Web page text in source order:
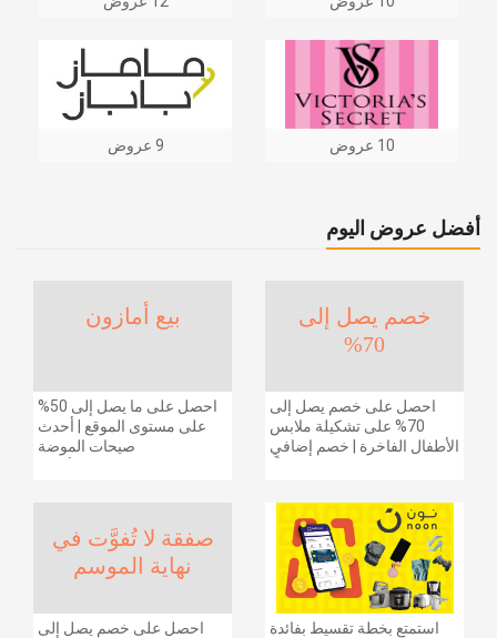
9 عروض 10 عروض
أفضل عروض اليوم
بيع أمازون
احصل على ما يصل إلى 50%
على مستوى الموقع | أحدث
صيحات الموضة
خصم يصل إلى
70%
احصل على خصم يصل إلى
70% على تشكيلة ملابس
الأطفال الفاخرة | خصم إضافي
صفقة لا تُفوَّت في
نهاية الموسم
احصل على خصم يصل إلى
استمتع بخطة تقسيط بفائدة